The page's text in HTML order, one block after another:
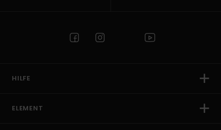
HILFE
ELEMENT